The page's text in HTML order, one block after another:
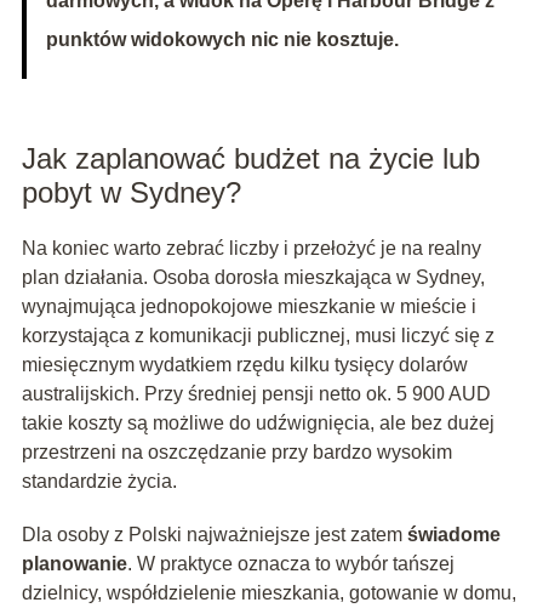
punktów widokowych nic nie kosztuje.
Jak zaplanować budżet na życie lub
pobyt w Sydney?
Na koniec warto zebrać liczby i przełożyć je na realny
plan działania. Osoba dorosła mieszkająca w Sydney,
wynajmująca jednopokojowe mieszkanie w mieście i
korzystająca z komunikacji publicznej, musi liczyć się z
miesięcznym wydatkiem rzędu kilku tysięcy dolarów
australijskich. Przy średniej pensji netto ok. 5 900 AUD
takie koszty są możliwe do udźwignięcia, ale bez dużej
przestrzeni na oszczędzanie przy bardzo wysokim
standardzie życia.
Dla osoby z Polski najważniejsze jest zatem świadome
planowanie. W praktyce oznacza to wybór tańszej
dzielnicy, współdzielenie mieszkania, gotowanie w domu,